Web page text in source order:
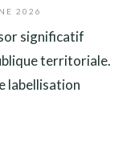
2026
significatif
territoriale.
labellisation